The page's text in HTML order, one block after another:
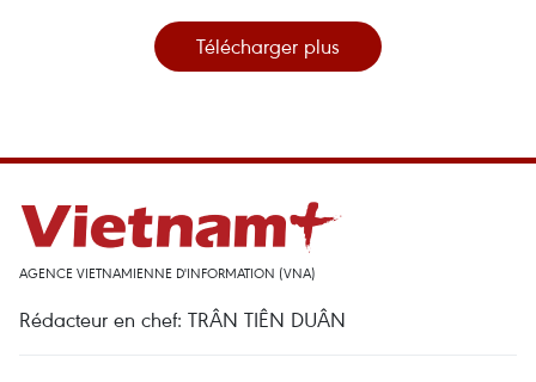
Télécharger plus
AGENCE VIETNAMIENNE D'INFORMATION (VNA)
Rédacteur en chef: TRÂN TIÊN DUÂN